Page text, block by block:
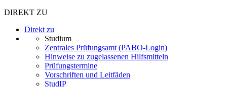
DIREKT ZU
Direkt zu
Studium
Zentrales Prüfungsamt (PABO-Login)
Hinweise zu zugelassenen Hilfsmitteln
Prüfungstermine
Vorschriften und Leitfäden
StudIP